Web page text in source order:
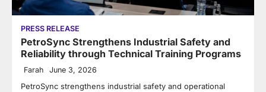
PRESS RELEASE
PetroSync Strengthens Industrial Safety and
Reliability through Technical Training Programs
Farah June 3, 2026
PetroSync strengthens industrial safety and operational